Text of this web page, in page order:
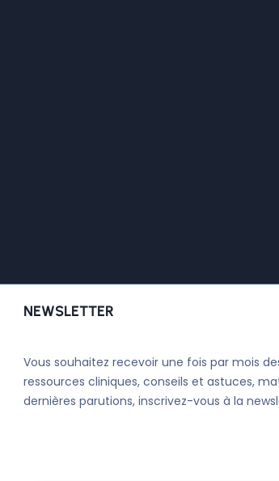
NEWSLETTER
Vous souhaitez recevoir une fois par mois
ressources cliniques, conseils et astuces,
dernières parutions, inscrivez-vous à la